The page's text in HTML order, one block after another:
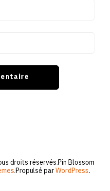
droits réservés.Pin Blossom
.Propulsé parWordPress.